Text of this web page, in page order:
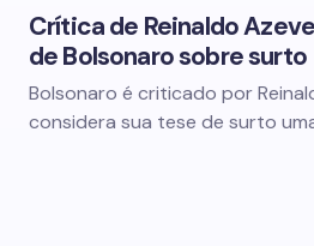
Crítica de Reinaldo
de Bolsonaro sobre surto
Bolsonaro é criticado por
considera sua tese de surto